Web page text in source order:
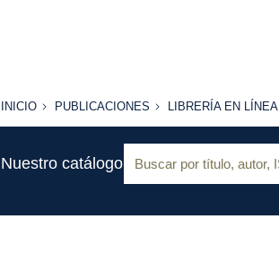
INICIO
INICIO PUBLICACIONES
PUBLICACIONES
LIBRERÍA
LÍNEA
LIBRERÍA EN LÍNEA
Nuestro catálogo